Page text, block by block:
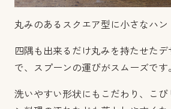
丸みのあるスクエア型に小さなハン
四隅も出来るだけ丸みを持たせた
で、スプーンの運びがスムーズです
洗いやすい形状にもこだわり、こ